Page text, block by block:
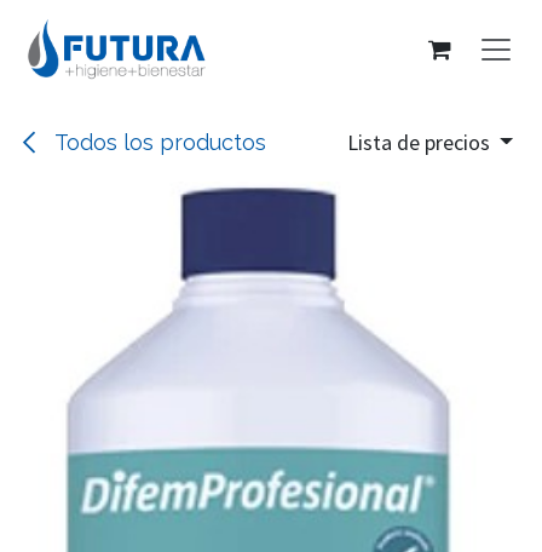
Ir al contenido
Todos los productos Lista de precios